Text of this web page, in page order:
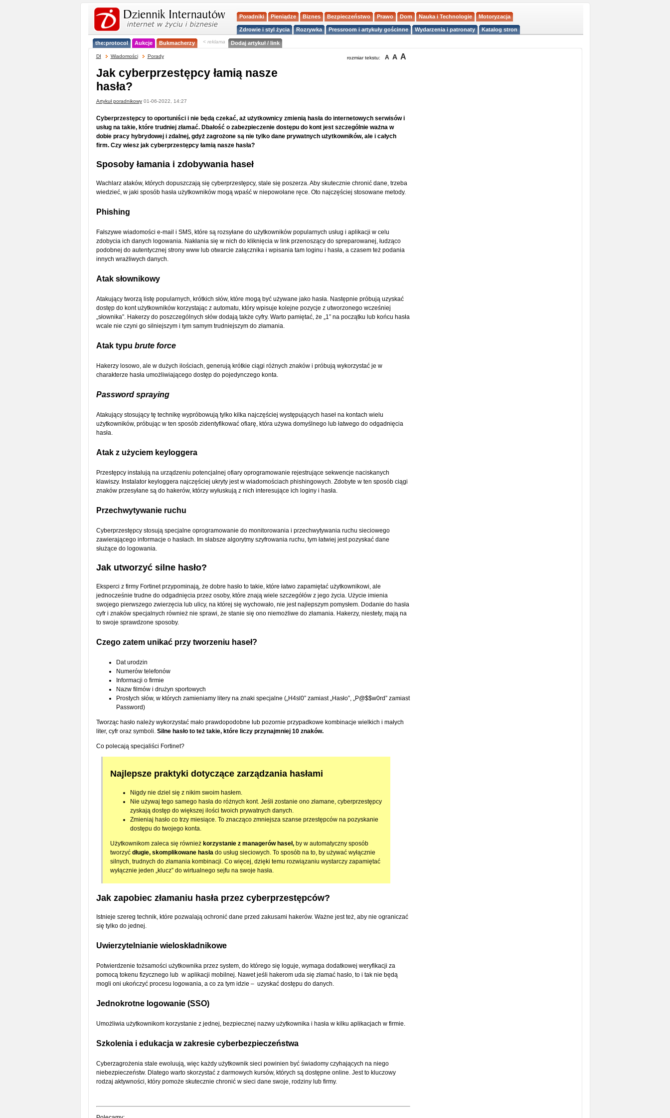
Poradniki Pieniądze Biznes Bezpieczeństwo Prawo Dom Nauka i Technologie Motoryzacja
Zdrowie i styl życia Rozrywka Pressroom i artykuły gościnne Wydarzenia i patronaty Katalog stron
the:protocol Aukcje Bukmacherzy < reklama Dodaj artykuł / link
DI Wiadomości Porady rozmiar tekstu: A A A
Jak cyberprzestępcy łamią nasze
hasła?
Artykuł poradnikowy01-06-2022, 14:27
Cyberprzestępcy to oportuniści i nie będą czekać, aż użytkownicy zmienią hasła do internetowych serwisów i
usług na takie, które trudniej złamać. Dbałość o zabezpieczenie dostępu do kont jest szczególnie ważna w
dobie pracy hybrydowej i zdalnej, gdyż zagrożone są nie tylko dane prywatnych użytkowników, ale i całych
firm. Czy wiesz jak cyberprzestępcy łamią nasze hasła?
Sposoby łamania i zdobywania haseł
Wachlarz ataków, których dopuszczają się cyberprzestępcy, stale się poszerza. Aby skutecznie chronić dane, trzeba
wiedzieć, w jaki sposób hasła użytkowników mogą wpaść w niepowołane ręce. Oto najczęściej stosowane metody.
Phishing
Fałszywe wiadomości e-mail i SMS, które są rozsyłane do użytkowników popularnych usług i aplikacji w celu
zdobycia ich danych logowania. Nakłania się w nich do kliknięcia w link przenoszący do spreparowanej, łudząco
podobnej do autentycznej strony www lub otwarcie załącznika i wpisania tam loginu i hasła, a czasem też podania
innych wrażliwych danych.
Atak słownikowy
Atakujący tworzą listę popularnych, krótkich słów, które mogą być używane jako hasła. Następnie próbują uzyskać
dostęp do kont użytkowników korzystając z automatu, który wpisuje kolejne pozycje z utworzonego wcześniej
„słownika”. Hakerzy do poszczególnych słów dodają także cyfry. Warto pamiętać, że „1” na początku lub końcu hasła
wcale nie czyni go silniejszym i tym samym trudniejszym do złamania.
Atak typu brute force
Hakerzy losowo, ale w dużych ilościach, generują krótkie ciągi różnych znaków i próbują wykorzystać je w
charakterze hasła umożliwiającego dostęp do pojedynczego konta.
Password spraying
Atakujący stosujący tę technikę wypróbowują tylko kilka najczęściej występujących haseł na kontach wielu
użytkowników, próbując w ten sposób zidentyfikować ofiarę, która używa domyślnego lub łatwego do odgadnięcia
hasła.
Atak z użyciem keyloggera
Przestępcy instalują na urządzeniu potencjalnej ofiary oprogramowanie rejestrujące sekwencje naciskanych
klawiszy. Instalator keyloggera najczęściej ukryty jest w wiadomościach phishingowych. Zdobyte w ten sposób ciągi
znaków przesyłane są do hakerów, którzy wyłuskują z nich interesujące ich loginy i hasła.
Przechwytywanie ruchu
Cyberprzestępcy stosują specjalne oprogramowanie do monitorowania i przechwytywania ruchu sieciowego
zawierającego informacje o hasłach. Im słabsze algorytmy szyfrowania ruchu, tym łatwiej jest pozyskać dane
służące do logowania.
Jak utworzyć silne hasło?
Eksperci z firmy Fortinet przypominają, że dobre hasło to takie, które łatwo zapamiętać użytkownikowi, ale
jednocześnie trudne do odgadnięcia przez osoby, które znają wiele szczegółów z jego życia. Użycie imienia
swojego pierwszego zwierzęcia lub ulicy, na której się wychowało, nie jest najlepszym pomysłem. Dodanie do hasła
cyfr i znaków specjalnych również nie sprawi, że stanie się ono niemożliwe do złamania. Hakerzy, niestety, mają na
to swoje sprawdzone sposoby.
Czego zatem unikać przy tworzeniu haseł?
Dat urodzin
Numerów telefonów
Informacji o firmie
Nazw filmów i drużyn sportowych
Prostych słów, w których zamieniamy litery na znaki specjalne („H4sl0” zamiast „Hasło”, „P@$$w0rd” zamiast
Password)
Tworząc hasło należy wykorzystać mało prawdopodobne lub pozornie przypadkowe kombinacje wielkich i małych
liter, cyfr oraz symboli. Silne hasło to też takie, które liczy przynajmniej 10 znaków.
Co polecają specjaliści Fortinet?
Najlepsze praktyki dotyczące zarządzania hasłami
Nigdy nie dziel się z nikim swoim hasłem.
Nie używaj tego samego hasła do różnych kont. Jeśli zostanie ono złamane, cyberprzestępcy
zyskają dostęp do większej ilości twoich prywatnych danych.
Zmieniaj hasło co trzy miesiące. To znacząco zmniejsza szanse przestępców na pozyskanie
dostępu do twojego konta.
Użytkownikom zaleca się również korzystanie z managerów haseł,by w automatyczny sposób
tworzyć długie, skomplikowane hasłado usług sieciowych. To sposób na to, by używać wyłącznie
silnych, trudnych do złamania kombinacji. Co więcej, dzięki temu rozwiązaniu wystarczy zapamiętać
wyłącznie jeden „klucz” do wirtualnego sejfu na swoje hasła.
Jak zapobiec złamaniu hasła przez cyberprzestępców?
Istnieje szereg technik, które pozwalają ochronić dane przed zakusami hakerów. Ważne jest też, aby nie ograniczać
się tylko do jednej.
Uwierzytelnianie wieloskładnikowe
Potwierdzenie tożsamości użytkownika przez system, do którego się loguje, wymaga dodatkowej weryfikacji za
pomocą tokenu fizycznego lub w aplikacji mobilnej. Nawet jeśli hakerom uda się złamać hasło, to i tak nie będą
mogli oni ukończyć procesu logowania, a co za tym idzie – uzyskać dostępu do danych.
Jednokrotne logowanie (SSO)
Umożliwia użytkownikom korzystanie z jednej, bezpiecznej nazwy użytkownika i hasła w kilku aplikacjach w firmie.
Szkolenia i edukacja w zakresie cyberbezpieczeństwa
Cyberzagrożenia stale ewoluują, więc każdy użytkownik sieci powinien być świadomy czyhających na niego
niebezpieczeństw. Dlatego warto skorzystać z darmowych kursów, których są dostępne online. Jest to kluczowy
rodzaj aktywności, który pomoże skutecznie chronić w sieci dane swoje, rodziny lub firmy.